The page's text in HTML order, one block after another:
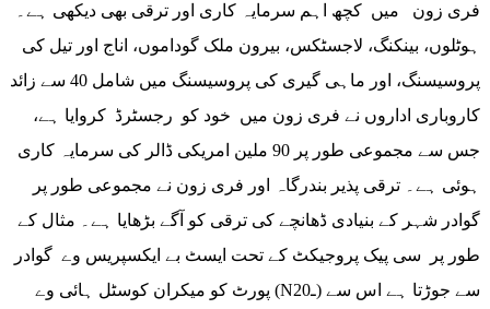
فری زون میں کچھ اہم سرمایہ کاری اور ترقی بھی دیکھی ہے۔
ہوٹلوں، بینکنگ، لاجسٹکس، بیرون ملک گوداموں، اناج اور تیل کی
پروسیسنگ، اور ماہی گیری کی پروسیسنگ میں شامل 40 سے زائد
کاروباری اداروں نے فری زون میں خود کو رجسٹرڈ کروایا ہے،
جس سے مجموعی طور پر 90 ملین امریکی ڈالر کی سرمایہ کاری
ہوئی ہے۔ ترقی پذیر بندرگاہ اور فری زون نے مجموعی طور پر
گوادر شہر کے بنیادی ڈھانچے کی ترقی کو آگے بڑھایا ہے۔ مثال کے
طور پر سی پیک پروجیکٹ کے تحت ایسٹ بے ایکسپریس وے گوادر
پورٹ کو میکران کوسٹل ہائی وے (Nـ20) سے جوڑتا ہے اس سے